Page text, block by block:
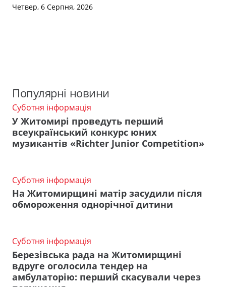
Четвер, 6 Серпня, 2026
Популярні новини
Суботня інформація
У Житомирі проведуть перший
всеукраїнський конкурс юних
музикантів «Richter Junior Competition»
Суботня інформація
На Житомирщині матір засудили після
обмороження однорічної дитини
Суботня інформація
Березівська рада на Житомирщині
вдруге оголосила тендер на
амбулаторію: перший скасували через